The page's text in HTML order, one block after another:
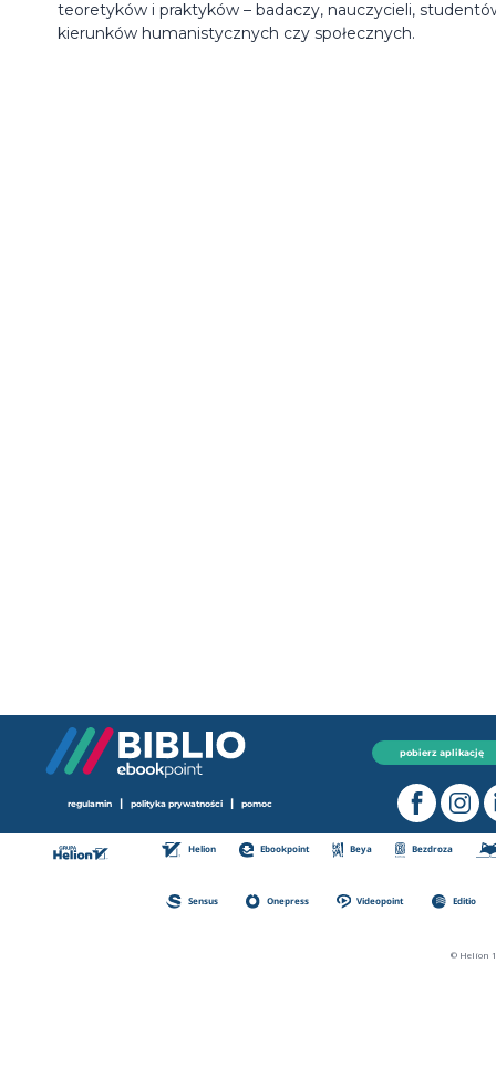
teoretyków i praktyków – badaczy, nauczycieli,
kierunków humanistycznych czy społecznych.
pobierz aplikację
regulamin | polityka prywatności | pomoc
Helion Ebookpoint Beya Bezdroza
Sensus Onepress Videopoint Editio
© Helion